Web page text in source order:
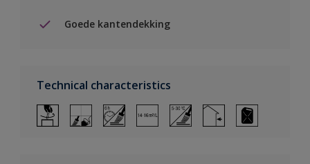
Goede kantendekking
Technical characteristics